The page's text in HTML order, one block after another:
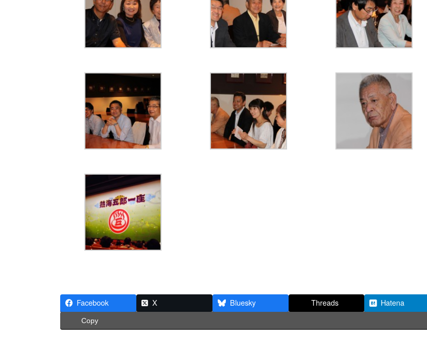
Facebook X Bluesky Threads Hatena
Copy